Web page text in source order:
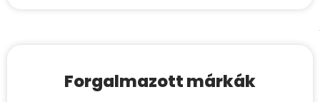
Forgalmazott márkák